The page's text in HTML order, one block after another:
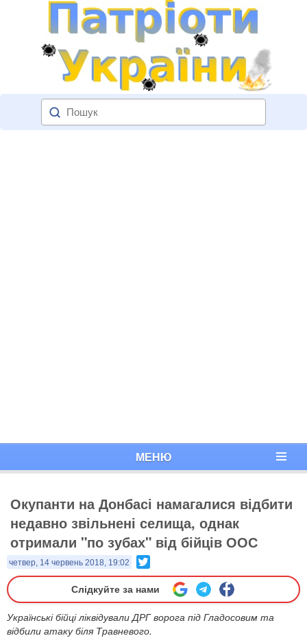
МЕНЮ
Окупанти на Донбасі намагалися відбити
недавно звільнені селища, однак
отримали "по зубах" від бійців ООС
четвер, 14 червень 2018, 19:02
Слідкуйте за нами
Українські бійці ліквідували ДРГ ворога під Гладосовим та
відбили атаку біля Травневого.